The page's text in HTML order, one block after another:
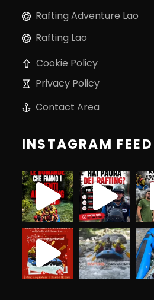
Rafting Adventure Lao
Rafting Lao
Cookie Policy
Privacy Policy
Contact Area
INSTAGRAM FEED